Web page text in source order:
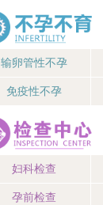
输卵管性不孕
免疫性不孕
妇科检查
孕前检查